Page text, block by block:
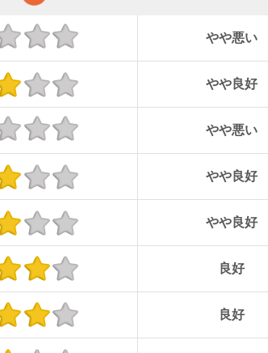
やや悪い
やや良好
やや悪い
やや良好
やや良好
良好
良好